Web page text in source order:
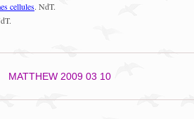
cellules. NdT.
MATTHEW 2009 03 10